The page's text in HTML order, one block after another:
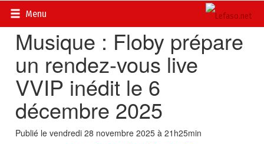
Menu
Accueil>
Musique : Floby prépare
un rendez-vous live
VVIP inédit le 6
décembre 2025
Publié le vendredi 28 novembre 2025 à 21h25min